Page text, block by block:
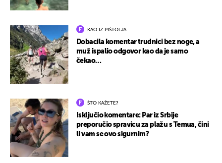
KAO IZ PIŠTOLJA
Dobacila komentar trudnici bez noge, a
muž ispalio odgovor kao da je samo
čekao…
ŠTO KAŽETE?
Isključio komentare: Par iz Srbije
preporučio spravicu za plažu s Temua, čini
li vam se ovo sigurnim?